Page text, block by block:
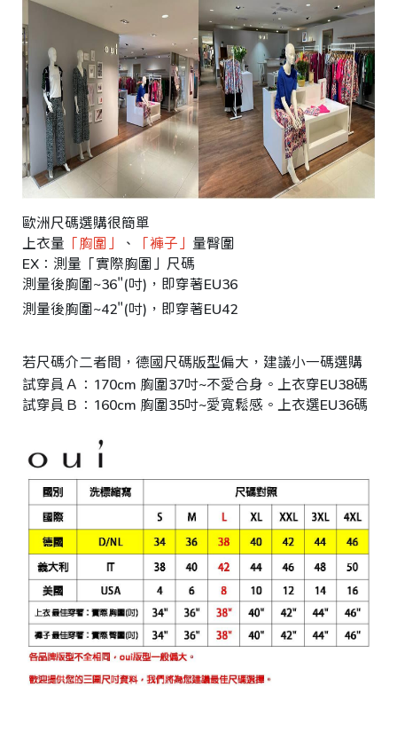
歐洲尺碼選購很簡單
上衣量 「胸圍」 、 「褲子」 量臀圍
EX：測量「實際胸圍」尺碼
測量後胸圍~36"(吋)，即穿著EU36
測量後胸圍~42"(吋)，即穿著EU42
若尺碼介二者間，德國尺碼版型偏大，建議小一碼選購
試穿員Ａ：170cm 胸圍37吋~不愛合身。上衣穿EU38碼 ｜
試穿員Ｂ：160cm 胸圍35吋~愛寬鬆感。上衣選EU36碼 ｜